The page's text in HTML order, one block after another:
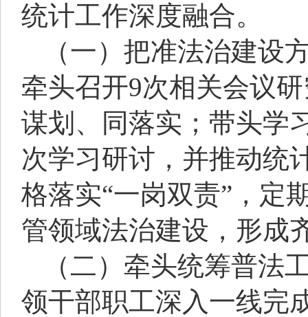
统计工作深度融合。
（一）把准法治建设
牵头召开9次相关会议
谋划、同落实；带头学
次学习研讨，并推动统
格落实“一岗双责”，定
管领域法治建设，形成
（二）牵头统筹普法
领干部职工深入一线完